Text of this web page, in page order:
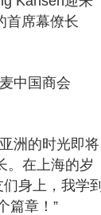
首席幕僚长
中国商会
洲的时光即将
。在上海的岁
身上，我学
篇章！”